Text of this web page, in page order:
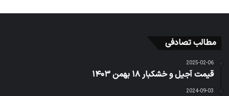
مطالب تصادفی
2025-02-06
قیمت آجیل و خشکبار ۱۸ بهمن ۱۴۰۳
2024-09-03